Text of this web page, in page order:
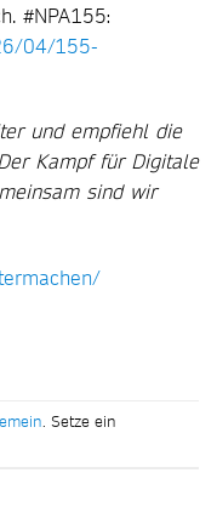
#NPA155:
04/155-
und empfiehl die
Kampf für Digitale
sind wir
. Setze ein